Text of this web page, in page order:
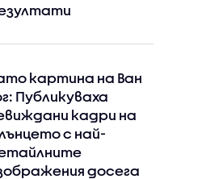
картина на Ван
Публикуваха
кадри на
с най-
досега